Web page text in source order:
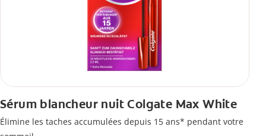
Sérum blancheur nuit Colgate Max White
Élimine les taches accumulées depuis 15 ans* pendant votre